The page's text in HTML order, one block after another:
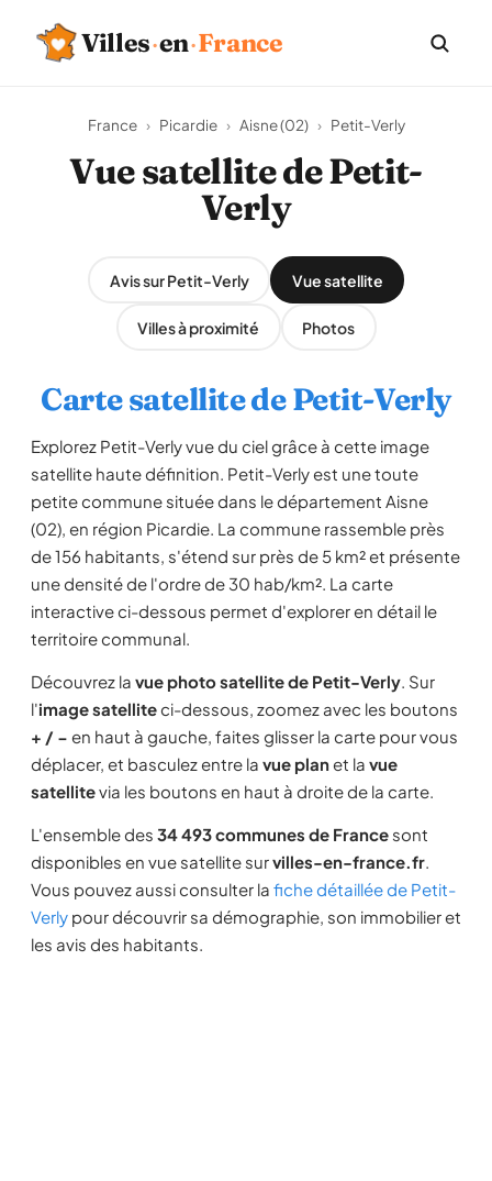
Villes·en·France
France › Picardie › Aisne (02) › Petit-Verly
Vue satellite de Petit-
Verly
Avis sur Petit-Verly Vue satellite
Villes à proximité Photos
Carte satellite de Petit-Verly
Explorez Petit-Verly vue du ciel grâce à cette image
satellite haute définition. Petit-Verly est une toute
petite commune située dans le département Aisne
(02), en région Picardie. La commune rassemble près
de 156 habitants, s'étend sur près de 5 km² et présente
une densité de l'ordre de 30 hab/km². La carte
interactive ci-dessous permet d'explorer en détail le
territoire communal.
Découvrez la vue photo satellite de Petit-Verly. Sur
l'image satelliteci-dessous, zoomez avec les boutons
+ / − en haut à gauche, faites glisser la carte pour vous
déplacer, et basculez entre la vue planet la vue
satellitevia les boutons en haut à droite de la carte.
L'ensemble des 34 493 communes de France sont
disponibles en vue satellite survilles-en-france.fr.
Vous pouvez aussi consulter la fiche détaillée de Petit-
Verly pour découvrir sa démographie, son immobilier et
les avis des habitants.